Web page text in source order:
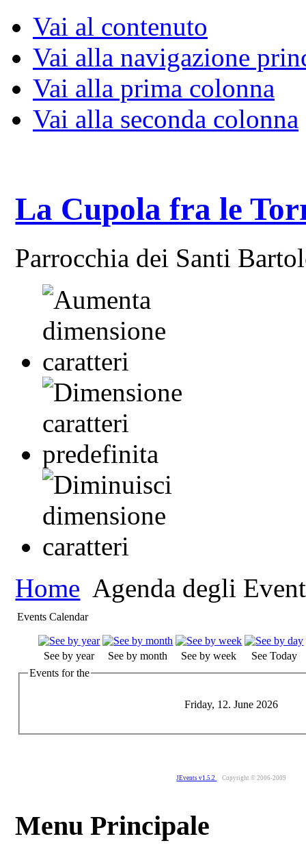
Vai al contenuto
Vai alla navigazione
Vai alla prima colonna
Vai alla seconda colonna
La Cupola fra le
Parrocchia dei Santi
Home Agenda degli
Events Calendar
See by year See by month See by week
See Today
Events for the
Friday, 12. June 2026
JEvents v1.5.2 Copyright © 2006-2009
Menu Principale